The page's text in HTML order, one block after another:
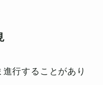
行することがあり